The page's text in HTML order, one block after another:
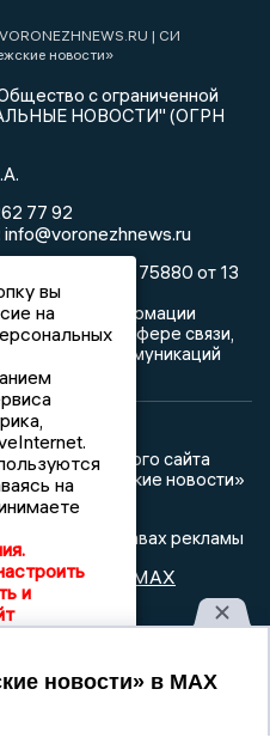
| СИ
новости»
с ограниченной
НОВОСТИ" (ОГРН
77 92
info@voronezhnews.ru
Эл № ФС 77 - 75880 от 13
реестра
массовой информации
надзору в сфере связи,
массовых коммуникаций
с данного сайта
«Воронежские новости»
на правах рекламы
@mazov MAX
вы
на
на
и